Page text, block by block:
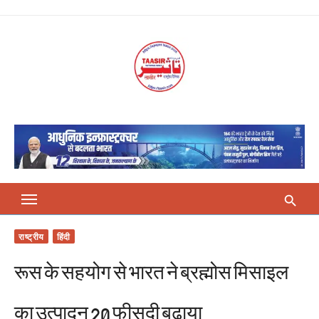
राष्ट्रीय हिंदी
रूस के सहयोग से भारत ने ब्रह्मोस मिसाइल